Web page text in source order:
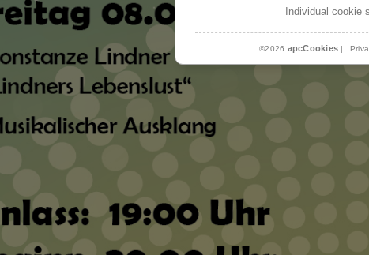
Individual cookie
©2026 apcCookies|